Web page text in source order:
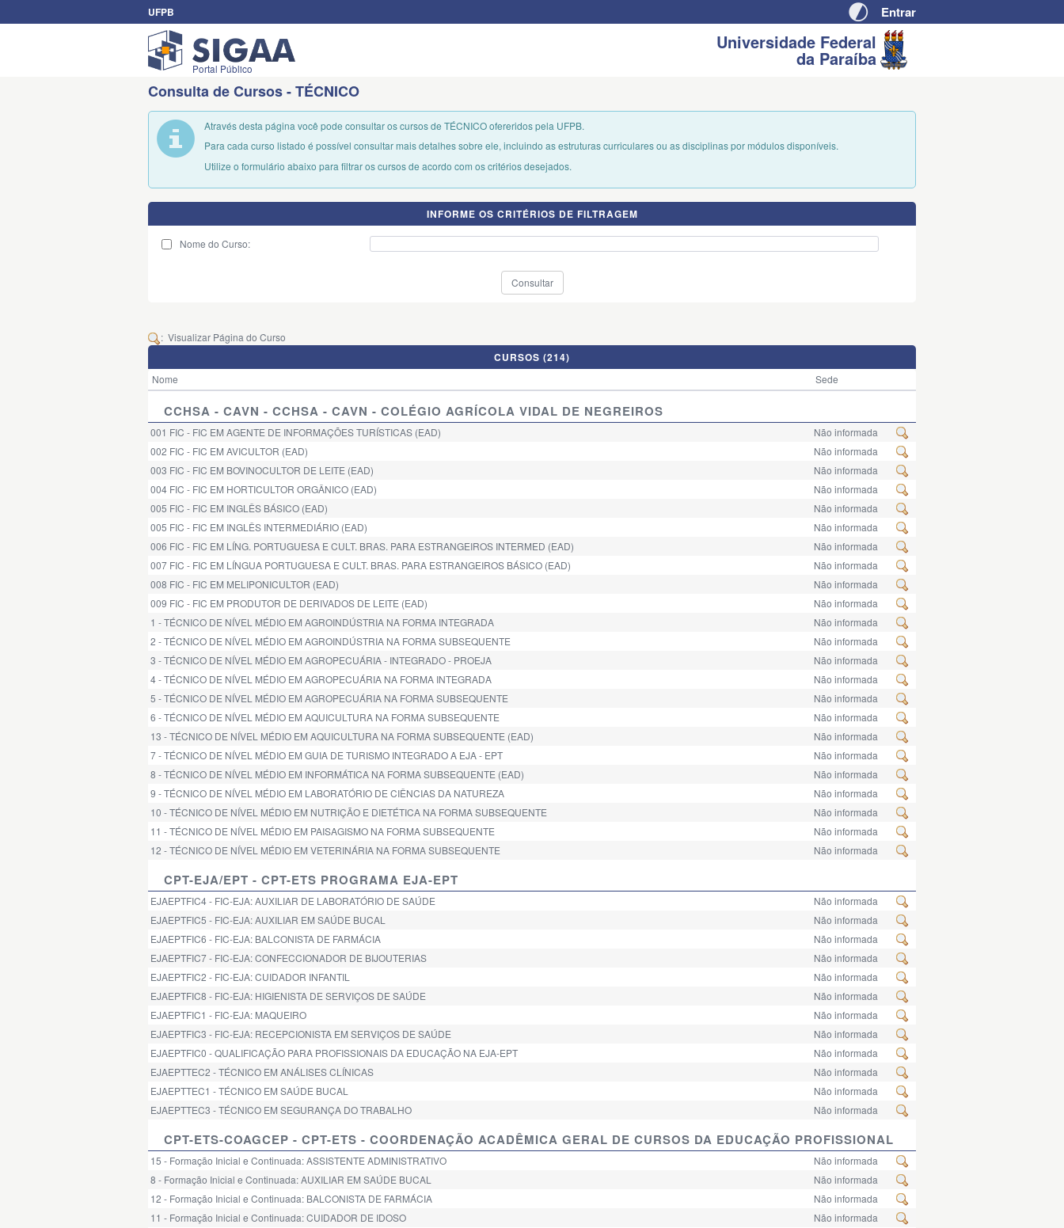
UFPB
para
conteúdo
Auto
Contraste
Entrar
Portal Público
Universidade Federal
da Paraíba
Consulta de Cursos - TÉCNICO
Através desta página você pode consultar os cursos de TÉCNICO ofereridos pela UFPB.
Para cada curso listado é possível consultar mais detalhes sobre ele, incluindo as estruturas curriculares ou as disciplinas por módulos disponíveis.
Utilize o formulário abaixo para filtrar os cursos de acordo com os critérios desejados.
INFORME OS CRITÉRIOS DE FILTRAGEM
Nome do Curso:
: Visualizar Página do Curso
CURSOS (214)
Nome Sede
CCHSA - CAVN - CCHSA - CAVN - COLÉGIO AGRÍCOLA VIDAL DE NEGREIROS
001 FIC - FIC EM AGENTE DE INFORMAÇÕES TURÍSTICAS (EAD)
Não informada
002 FIC - FIC EM AVICULTOR (EAD)
Não informada
003 FIC - FIC EM BOVINOCULTOR DE LEITE (EAD)
Não informada
004 FIC - FIC EM HORTICULTOR ORGÂNICO (EAD)
Não informada
005 FIC - FIC EM INGLÊS BÁSICO (EAD)
Não informada
005 FIC - FIC EM INGLÊS INTERMEDIÁRIO (EAD)
Não informada
006 FIC - FIC EM LÍNG. PORTUGUESA E CULT. BRAS. PARA ESTRANGEIROS INTERMED (EAD)
Não informada
007 FIC - FIC EM LÍNGUA PORTUGUESA E CULT. BRAS. PARA ESTRANGEIROS BÁSICO (EAD)
Não informada
008 FIC - FIC EM MELIPONICULTOR (EAD)
Não informada
009 FIC - FIC EM PRODUTOR DE DERIVADOS DE LEITE (EAD)
Não informada
1 - TÉCNICO DE NÍVEL MÉDIO EM AGROINDÚSTRIA NA FORMA INTEGRADA
Não informada
2 - TÉCNICO DE NÍVEL MÉDIO EM AGROINDÚSTRIA NA FORMA SUBSEQUENTE
Não informada
3 - TÉCNICO DE NÍVEL MÉDIO EM AGROPECUÁRIA - INTEGRADO - PROEJA
Não informada
4 - TÉCNICO DE NÍVEL MÉDIO EM AGROPECUÁRIA NA FORMA INTEGRADA
Não informada
5 - TÉCNICO DE NÍVEL MÉDIO EM AGROPECUÁRIA NA FORMA SUBSEQUENTE
Não informada
6 - TÉCNICO DE NÍVEL MÉDIO EM AQUICULTURA NA FORMA SUBSEQUENTE
Não informada
13 - TÉCNICO DE NÍVEL MÉDIO EM AQUICULTURA NA FORMA SUBSEQUENTE (EAD)
Não informada
7 - TÉCNICO DE NÍVEL MÉDIO EM GUIA DE TURISMO INTEGRADO A EJA - EPT
Não informada
8 - TÉCNICO DE NÍVEL MÉDIO EM INFORMÁTICA NA FORMA SUBSEQUENTE (EAD)
Não informada
9 - TÉCNICO DE NÍVEL MÉDIO EM LABORATÓRIO DE CIÊNCIAS DA NATUREZA
Não informada
10 - TÉCNICO DE NÍVEL MÉDIO EM NUTRIÇÃO E DIETÉTICA NA FORMA SUBSEQUENTE
Não informada
11 - TÉCNICO DE NÍVEL MÉDIO EM PAISAGISMO NA FORMA SUBSEQUENTE
Não informada
12 - TÉCNICO DE NÍVEL MÉDIO EM VETERINÁRIA NA FORMA SUBSEQUENTE
Não informada
CPT-EJA/EPT - CPT-ETS PROGRAMA EJA-EPT
EJAEPTFIC4 - FIC-EJA: AUXILIAR DE LABORATÓRIO DE SAÚDE
Não informada
EJAEPTFIC5 - FIC-EJA: AUXILIAR EM SAÚDE BUCAL
Não informada
EJAEPTFIC6 - FIC-EJA: BALCONISTA DE FARMÁCIA
Não informada
EJAEPTFIC7 - FIC-EJA: CONFECCIONADOR DE BIJOUTERIAS
Não informada
EJAEPTFIC2 - FIC-EJA: CUIDADOR INFANTIL
Não informada
EJAEPTFIC8 - FIC-EJA: HIGIENISTA DE SERVIÇOS DE SAÚDE
Não informada
EJAEPTFIC1 - FIC-EJA: MAQUEIRO
Não informada
EJAEPTFIC3 - FIC-EJA: RECEPCIONISTA EM SERVIÇOS DE SAÚDE
Não informada
EJAEPTFIC0 - QUALIFICAÇÃO PARA PROFISSIONAIS DA EDUCAÇÃO NA EJA-EPT
Não informada
EJAEPTTEC2 - TÉCNICO EM ANÁLISES CLÍNICAS
Não informada
EJAEPTTEC1 - TÉCNICO EM SAÚDE BUCAL
Não informada
EJAEPTTEC3 - TÉCNICO EM SEGURANÇA DO TRABALHO
Não informada
CPT-ETS-COAGCEP - CPT-ETS - COORDENAÇÃO ACADÊMICA GERAL DE CURSOS DA EDUCAÇÃO PROFISSIONAL
15 - Formação Inicial e Continuada: ASSISTENTE ADMINISTRATIVO
Não informada
8 - Formação Inicial e Continuada: AUXILIAR EM SAÚDE BUCAL
Não informada
12 - Formação Inicial e Continuada: BALCONISTA DE FARMÁCIA
Não informada
11 - Formação Inicial e Continuada: CUIDADOR DE IDOSO
Não informada